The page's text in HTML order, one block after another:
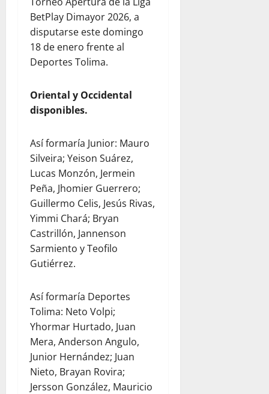
BetPlay Dimayor 2026, a
disputarse este domingo
18 de enero frente al
Deportes Tolima.
Oriental y Occidental
disponibles.
Así formaría Junior: Mauro
Silveira; Yeison Suárez,
Lucas Monzón, Jermein
Peña, Jhomier Guerrero;
Guillermo Celis, Jesús Rivas,
Yimmi Chará; Bryan
Castrillón, Jannenson
Sarmiento y Teofilo
Gutiérrez.
Así formaría Deportes
Tolima: Neto Volpi;
Yhormar Hurtado, Juan
Mera, Anderson Angulo,
Junior Hernández; Juan
Nieto, Brayan Rovira;
Jersson González, Mauricio